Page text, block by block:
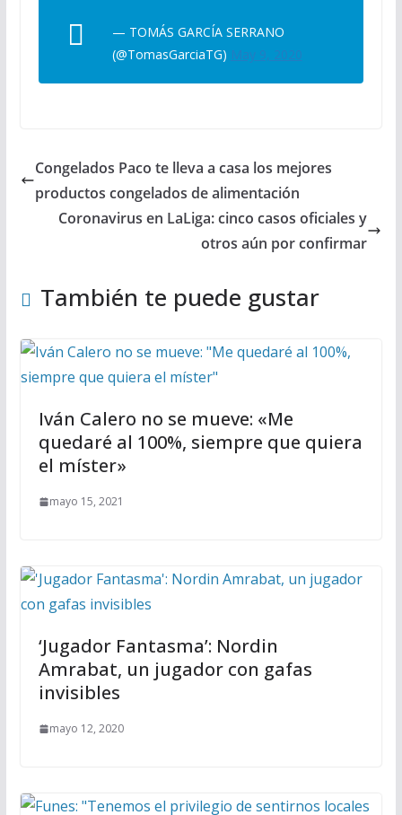
— TOMÁS GARCÍA SERRANO
(@TomasGarciaTG) May 9, 2020
Congelados Paco te lleva a casa los mejores
productos congelados de alimentación
Coronavirus en LaLiga: cinco casos oficiales y
otros aún por confirmar
También te puede gustar
Iván Calero no se mueve: «Me
quedaré al 100%, siempre que quiera
el míster»
mayo 15, 2021
‘Jugador Fantasma’: Nordin
Amrabat, un jugador con gafas
invisibles
mayo 12, 2020